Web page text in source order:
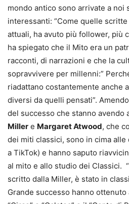
mondo antico sono arrivate a noi
interessanti: “Come quelle
attuali, ha avuto più follower, più
ha spiegato che il Mito era un
racconti, di narrazioni e che la
sopravvivere per millenni:”
riadattano costantemente anche
diversi da quelli pensati”.
del successo che stanno avendo
Miller e Margaret Atwood, che
dei miti classici, sono in cima
a TikTok) e hanno saputo
al mito e allo studio dei Classici.
scritto dalla Miller, è stato in
Grande successo hanno